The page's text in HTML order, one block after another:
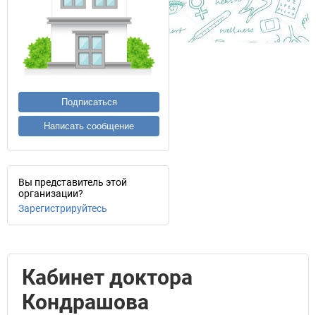
Подписаться
Написать сообщение
Вы представитель этой
организации?
Зарегистрируйтесь
Кабинет доктора
Кондрашова